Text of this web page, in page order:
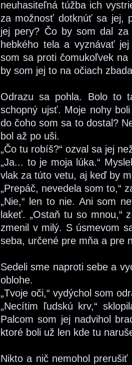
neuhasiteľná túžba ich
za možnosť dotknúť sa jej,
jej pery? Čo by som dal
hebkého tela a vyznávať
som sa proti čomukoľvek
by som jej to na očiach
Odrazu sa pohla. Bolo to
schopný ujsť. Moje nohy
do čoho som sa to dostal?
bol až po uši.
„Čo tu robíš?“ ozval sa jej
„Ja... to je moja lúka.“
vlak za túto vetu, aj keď by
„Prepáč, nevedela som to,“
„Nie,“ len to nie. Ani som
lakeť. „Ostaň tu so mnou,“
zmenil v milý. S úsmevom
seba, určené pre mňa a pre
Sedeli sme naproti sebe a
oblohe.
„Tvoje oči,“ vydýchol som
„Necítim ľudskú krv,“
Palcom som jej nadvihol
ktoré boli už len kde tu
Nikto a nič nemohol